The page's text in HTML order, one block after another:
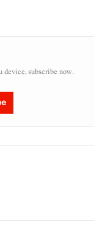
subscribe now.